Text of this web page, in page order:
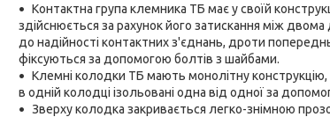
Контактна група клемника ТБ має у своїй
здійснюється за рахунок його затискання між
до надійності контактних з'єднань, дроти
фіксуються за допомогою болтів з шайбами.
Клемні колодки ТБ мають монолітну
в одній колодці ізольовані одна від одної за
Зверху колодка закривається легко-знімною